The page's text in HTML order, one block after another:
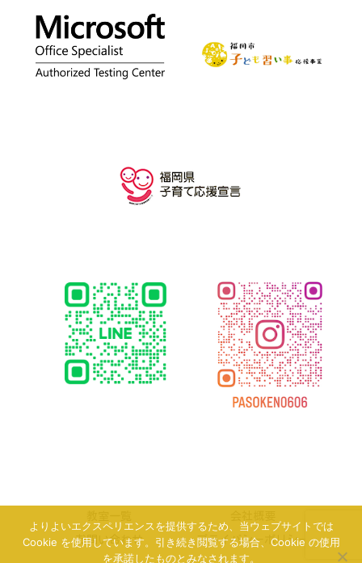
お問い合わせ プライバシーポリシー
よりよいエクスペリエンスを提供するため、当ウェブサイトでは
Cookie を使用しています。引き続き閲覧する場合、Cookie の使用
を承諾したものとみなされます。